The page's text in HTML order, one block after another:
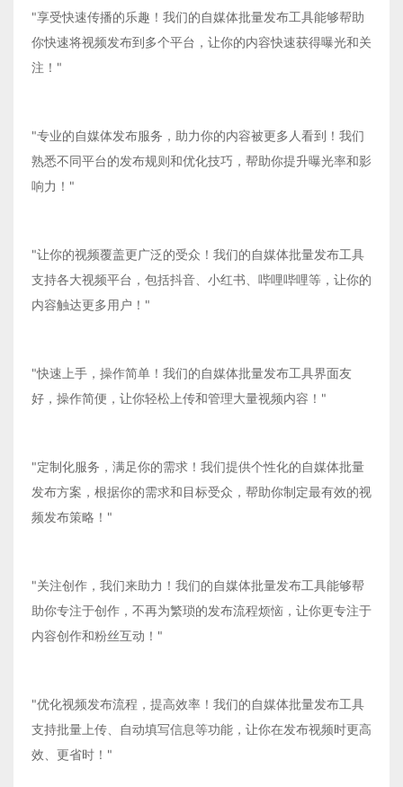
"享受快速传播的乐趣！我们的自媒体批量发布工具能够帮助
你快速将视频发布到多个平台，让你的内容快速获得曝光和关
注！"
"专业的自媒体发布服务，助力你的内容被更多人看到！我们
熟悉不同平台的发布规则和优化技巧，帮助你提升曝光率和影
响力！"
"让你的视频覆盖更广泛的受众！我们的自媒体批量发布工具
支持各大视频平台，包括抖音、小红书、哔哩哔哩等，让你的
内容触达更多用户！"
"快速上手，操作简单！我们的自媒体批量发布工具界面友
好，操作简便，让你轻松上传和管理大量视频内容！"
"定制化服务，满足你的需求！我们提供个性化的自媒体批量
发布方案，根据你的需求和目标受众，帮助你制定最有效的视
频发布策略！"
"关注创作，我们来助力！我们的自媒体批量发布工具能够帮
助你专注于创作，不再为繁琐的发布流程烦恼，让你更专注于
内容创作和粉丝互动！"
"优化视频发布流程，提高效率！我们的自媒体批量发布工具
支持批量上传、自动填写信息等功能，让你在发布视频时更高
效、更省时！"